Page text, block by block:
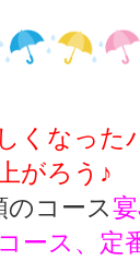
くなった
がろう♪
コース
ース、定